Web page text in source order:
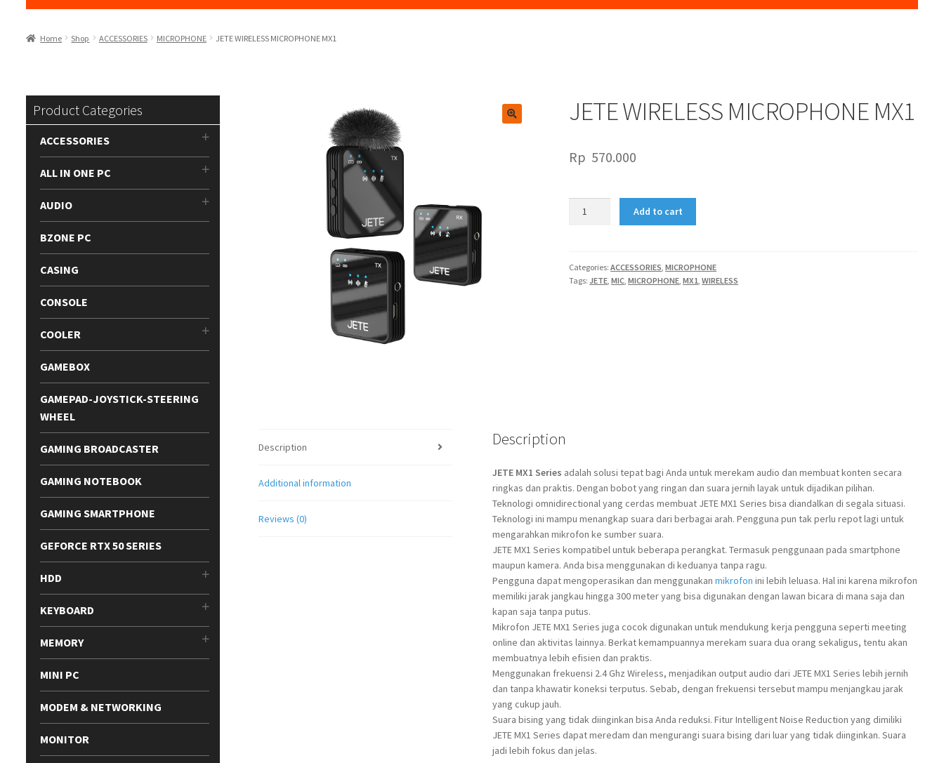
Home Shop ACCESSORIES MICROPHONE JETE WIRELESS MICROPHONE MX1
JETE WIRELESS MICROPHONE MX1
Rp 570.000
quantity
Add to cart
Categories:ACCESSORIES ,MICROPHONE
Tags:JETE ,MIC ,MICROPHONE ,MX1 ,WIRELESS
Description
Additional information
Reviews (0)
Description
JETE MX1 Series adalah solusi tepat bagi Anda untuk merekam audio dan membuat konten secara
ringkas dan praktis. Dengan bobot yang ringan dan suara jernih layak untuk dijadikan pilihan.
Teknologi omnidirectional yang cerdas membuat JETE MX1 Series bisa diandalkan di segala situasi.
Teknologi ini mampu menangkap suara dari berbagai arah. Pengguna pun tak perlu repot lagi untuk
mengarahkan mikrofon ke sumber suara.
JETE MX1 Series kompatibel untuk beberapa perangkat. Termasuk penggunaan pada smartphone
maupun kamera. Anda bisa menggunakan di keduanya tanpa ragu.
Pengguna dapat mengoperasikan dan menggunakan mikrofon ini lebih leluasa. Hal ini karena mikrofon
memiliki jarak jangkau hingga 300 meter yang bisa digunakan dengan lawan bicara di mana saja dan
kapan saja tanpa putus.
Mikrofon JETE MX1 Series juga cocok digunakan untuk mendukung kerja pengguna seperti meeting
online dan aktivitas lainnya. Berkat kemampuannya merekam suara dua orang sekaligus, tentu akan
membuatnya lebih efisien dan praktis.
Menggunakan frekuensi 2.4 Ghz Wireless, menjadikan output audio dari JETE MX1 Series lebih jernih
dan tanpa khawatir koneksi terputus. Sebab, dengan frekuensi tersebut mampu menjangkau jarak
yang cukup jauh.
Suara bising yang tidak diinginkan bisa Anda reduksi. Fitur Intelligent Noise Reduction yang dimiliki
JETE MX1 Series dapat meredam dan mengurangi suara bising dari luar yang tidak diinginkan. Suara
jadi lebih fokus dan jelas.
Product Categories
ACCESSORIES
ALL IN ONE PC
AUDIO
BZONE PC
CASING
CONSOLE
COOLER
GAMEBOX
GAMEPAD-JOYSTICK-STEERING
WHEEL
GAMING BROADCASTER
GAMING NOTEBOOK
GAMING SMARTPHONE
GEFORCE RTX 50 SERIES
HDD
KEYBOARD
MEMORY
MINI PC
MODEM & NETWORKING
MONITOR